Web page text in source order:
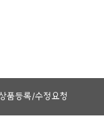
품등록/수정요청